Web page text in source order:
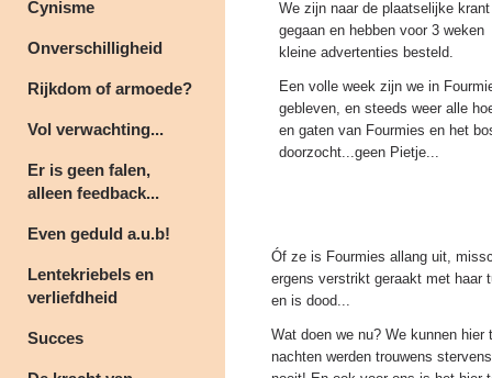
Cynisme
Onverschilligheid
Rijkdom of armoede?
Vol verwachting...
Er is geen falen,
alleen feedback...
Even geduld a.u.b!
Lentekriebels en
verliefdheid
Succes
We zijn naar de plaatselijke krant
gegaan en hebben voor 3 weken
kleine advertenties besteld.
Een volle week zijn we in
gebleven, en steeds weer alle
en gaten van Fourmies en het
doorzocht...geen Pietje...
Óf ze is Fourmies allang uit,
ergens verstrikt geraakt met haar
en is dood...
Wat doen we nu? We kunnen
nachten werden trouwens